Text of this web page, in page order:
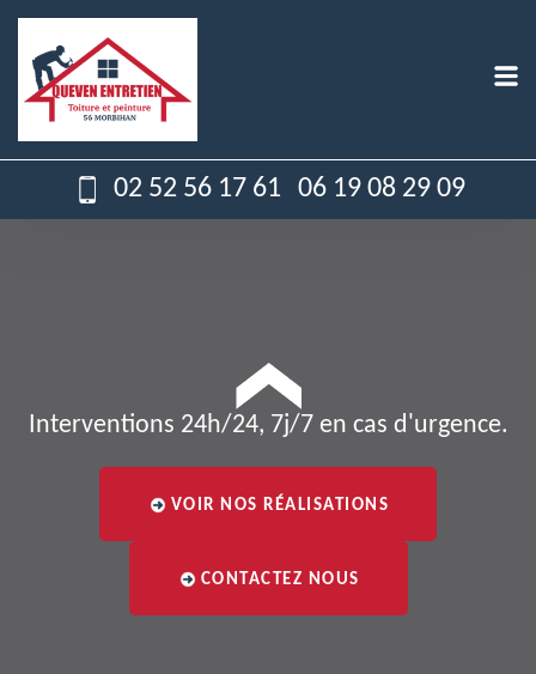
02 52 56 17 61 06 19 08 29 09
Interventions 24h/24, 7j/7 en cas d'urgence.
VOIR NOS RÉALISATIONS
CONTACTEZ NOUS